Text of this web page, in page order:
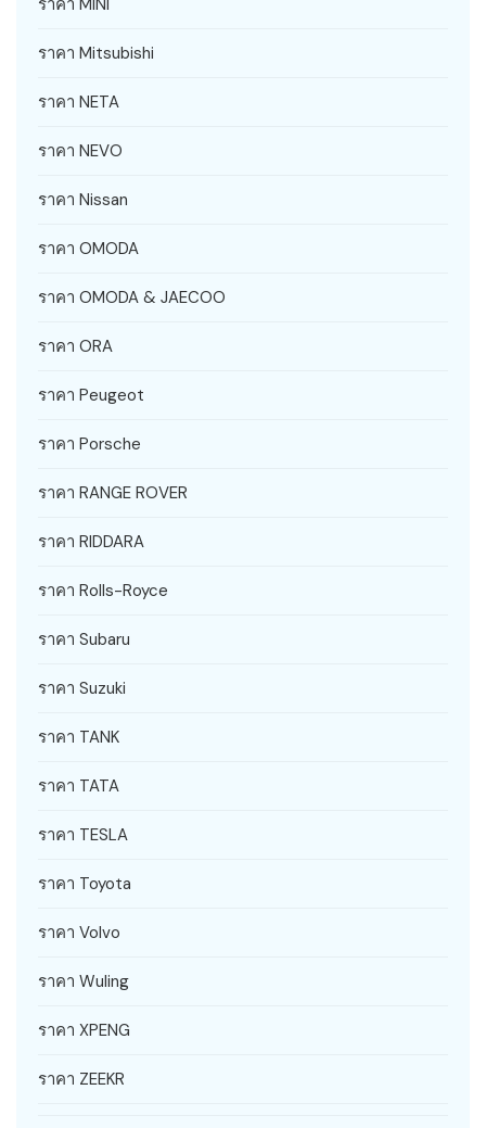
ราคา MINI
ราคา Mitsubishi
ราคา NETA
ราคา NEVO
ราคา Nissan
ราคา OMODA
ราคา OMODA & JAECOO
ราคา ORA
ราคา Peugeot
ราคา Porsche
ราคา RANGE ROVER
ราคา RIDDARA
ราคา Rolls-Royce
ราคา Subaru
ราคา Suzuki
ราคา TANK
ราคา TATA
ราคา TESLA
ราคา Toyota
ราคา Volvo
ราคา Wuling
ราคา XPENG
ราคา ZEEKR